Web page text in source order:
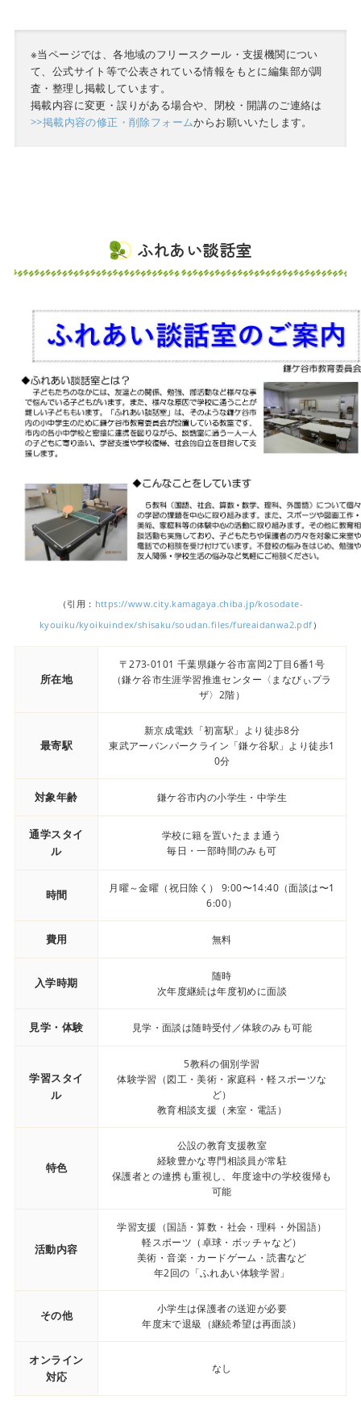
※当ページでは、各地域のフリースクール・支援機関につい
て、公式サイト等で公表されている情報をもとに編集部が調
査・整理し掲載しています。
掲載内容に変更・誤りがある場合や、閉校・開講のご連絡は
>>掲載内容の修正・削除フォームからお願いいたします。
ふれあい談話室
（引用： https://www.city.kamagaya.chiba.jp/kosodate-
kyouiku/kyoikuindex/shisaku/soudan.files/fureaidanwa2.pdf ）
所在地
〒273-0101 千葉県鎌ケ谷市富岡2丁目6番1号
（鎌ケ谷市生涯学習推進センター〈まなびぃプラ
ザ〉2階）
最寄駅
新京成電鉄「初富駅」より徒歩8分
東武アーバンパークライン「鎌ケ谷駅」より徒歩1
0分
対象年齢 鎌ケ谷市内の小学生・中学生
通学スタイ
ル
学校に籍を置いたまま通う
毎日・一部時間のみも可
時間
月曜～金曜（祝日除く） 9:00〜14:40（面談は〜1
6:00）
費用 無料
入学時期
随時
次年度継続は年度初めに面談
見学・体験 見学・面談は随時受付／体験のみも可能
学習スタイ
ル
5教科の個別学習
体験学習（図工・美術・家庭科・軽スポーツな
ど）
教育相談支援（来室・電話）
特色
公設の教育支援教室
経験豊かな専門相談員が常駐
保護者との連携も重視し、年度途中の学校復帰も
可能
活動内容
学習支援（国語・算数・社会・理科・外国語）
軽スポーツ（卓球・ボッチャなど）
美術・音楽・カードゲーム・読書など
年2回の「ふれあい体験学習」
その他
小学生は保護者の送迎が必要
年度末で退級（継続希望は再面談）
オンライン
対応
なし